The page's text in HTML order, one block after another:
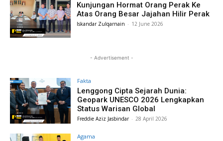
Kunjungan Hormat Orang Perak Ke
Atas Orang Besar Jajahan Hilir Perak
Iskandar Zulqarnain - 12 June 2026
- Advertisement -
Fakta
Lenggong Cipta Sejarah Dunia:
Geopark UNESCO 2026 Lengkapkan
Status Warisan Global
Freddie Aziz Jasbindar - 28 April 2026
Agama